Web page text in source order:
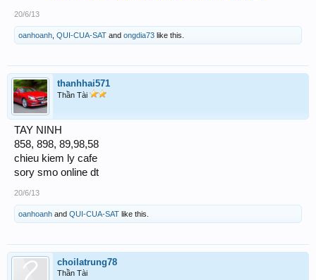
20/6/13
oanhoanh QUI-CUA-SAT and ongdia73 like this.
thanhhai571
Thần Tài
TAY NINH
858, 898, 89,98,58
chieu kiem ly cafe
sory smo online dt
20/6/13
oanhoanh and QUI-CUA-SAT like this.
choilatrung78
Thần Tài